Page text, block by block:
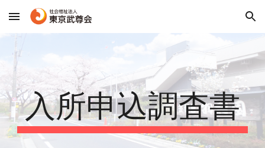
Skip to main content Skip to navigation
入所申込調査書